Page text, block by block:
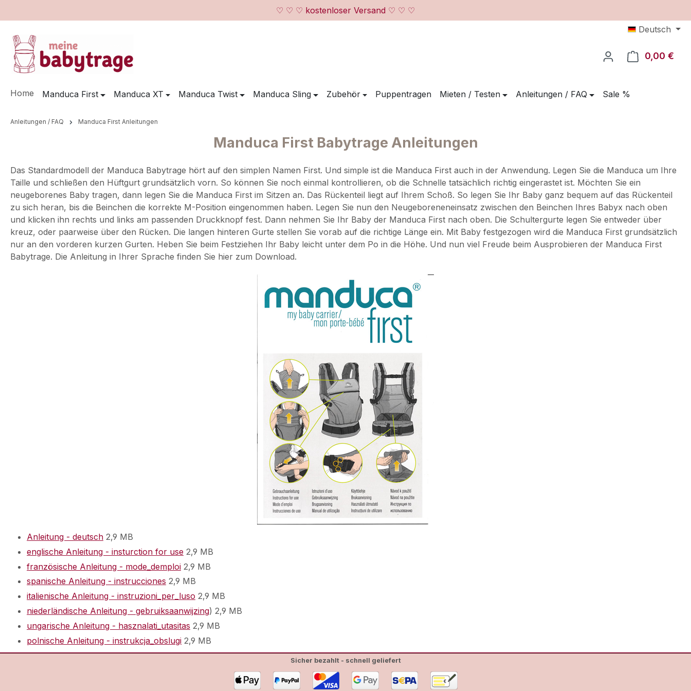
♡ ♡ ♡ kostenloser Versand ♡ ♡ ♡
Deutsch
0,00 €
Home Manduca First Manduca XT Manduca Twist Manduca Sling Zubehör Puppentragen Mieten / Testen Anleitungen / FAQ Sale %
Anleitungen / FAQ Manduca First Anleitungen
Manduca First Babytrage Anleitungen
Das Standardmodell der Manduca Babytrage hört auf den simplen Namen First. Und simple ist die Manduca First auch in der Anwendung. Legen Sie die Manduca um Ihre
Taille und schließen den Hüftgurt grundsätzlich vorn. So können Sie noch einmal kontrollieren, ob die Schnelle tatsächlich richtig eingerastet ist. Möchten Sie ein
neugeborenes Baby tragen, dann legen Sie die Manduca First im Sitzen an. Das Rückenteil liegt auf Ihrem Schoß. So legen Sie Ihr Baby ganz bequem auf das Rückenteil
zu sich heran, bis die Beinchen die korrekte M-Position eingenommen haben. Legen Sie nun den Neugeboreneneinsatz zwischen den Beinchen Ihres Babyx nach oben
und klicken ihn rechts und links am passenden Druckknopf fest. Dann nehmen Sie Ihr Baby der Manduca First nach oben. Die Schultergurte legen Sie entweder über
kreuz, oder paarweise über den Rücken. Die langen hinteren Gurte stellen Sie vorab auf die richtige Länge ein. Mit Baby festgezogen wird die Manduca First grundsätzlich
nur an den vorderen kurzen Gurten. Heben Sie beim Festziehen Ihr Baby leicht unter dem Po in die Höhe. Und nun viel Freude beim Ausprobieren der Manduca First
Babytrage. Die Anleitung in Ihrer Sprache finden Sie hier zum Download.
Anleitung - deutsch 2,9 MB
englische Anleitung - insturction for use 2,9 MB
französische Anleitung - mode_demploi 2,9 MB
spanische Anleitung - instrucciones 2,9 MB
italienische Anleitung - instruzioni_per_luso 2,9 MB
niederländische Anleitung - gebruiksaanwijzing) 2,9 MB
ungarische Anleitung - hasznalati_utasitas 2,9 MB
polnische Anleitung - instrukcja_obslugi 2,9 MB
Sicher bezahlt - schnell geliefert